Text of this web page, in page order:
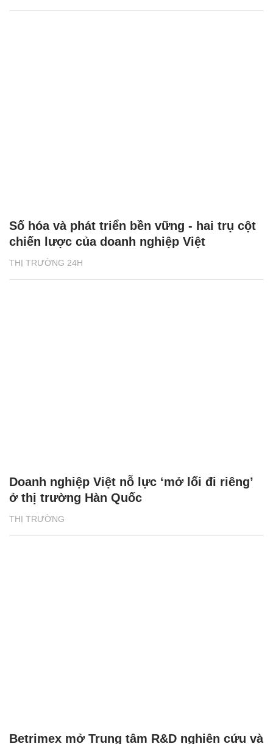
THỊ TRƯỜNG 24H
Số hóa và phát triển bền vững - hai trụ cột
chiến lược của doanh nghiệp Việt
THỊ TRƯỜNG
Doanh nghiệp Việt nỗ lực ‘mở lối đi riêng’
ở thị trường Hàn Quốc
Betrimex mở Trung tâm R&D nghiên cứu và